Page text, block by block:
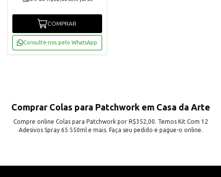
COMPRAR
Consulte-nos pelo WhatsApp
Comprar Colas para Patchwork em Casa da Arte
Compre online Colas para Patchwork por R$352,00. Temos Kit Com 12
Adesivos Spray 65 550ml e mais. Faça seu pedido e pague-o online.